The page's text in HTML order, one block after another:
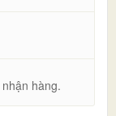
hàng.